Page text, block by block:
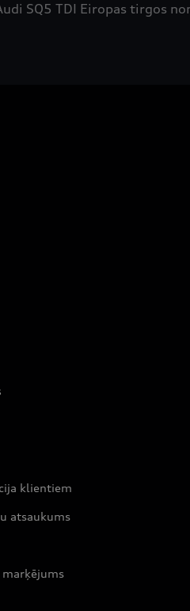
SQ5 TDI Eiropas tirgos
klientiem
atsaukums
marķējums